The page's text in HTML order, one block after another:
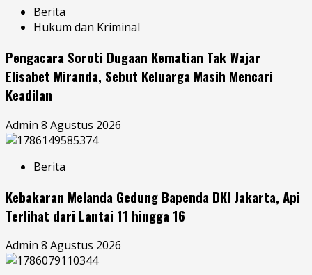
Berita
Hukum dan Kriminal
Pengacara Soroti Dugaan Kematian Tak Wajar
Elisabet Miranda, Sebut Keluarga Masih Mencari
Keadilan
Admin 8 Agustus 2026
Berita
Kebakaran Melanda Gedung Bapenda DKI Jakarta, Api
Terlihat dari Lantai 11 hingga 16
Admin 8 Agustus 2026